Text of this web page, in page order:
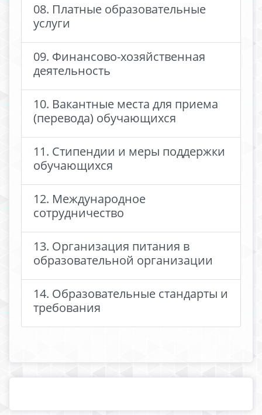
08. Платные образовательные
услуги
09. Финансово-хозяйственная
деятельность
10. Вакантные места для приема
(перевода) обучающихся
11. Стипендии и меры поддержки
обучающихся
12. Международное
сотрудничество
13. Организация питания в
образовательной организации
14. Образовательные стандарты и
требования